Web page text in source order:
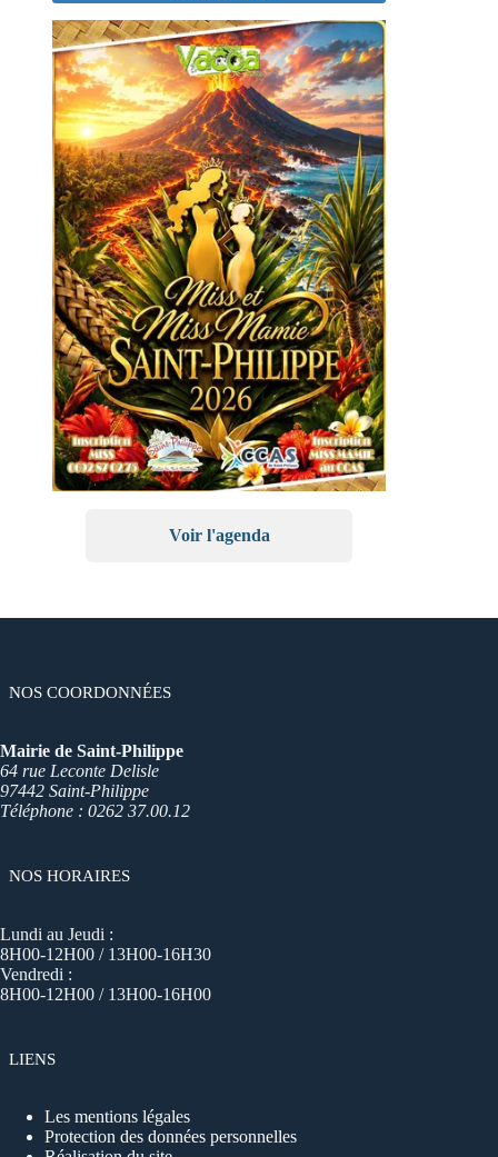
Voir l'agenda
NOS COORDONNÉES
Mairie de Saint-Philippe
64 rue Leconte Delisle
97442 Saint-Philippe
Téléphone : 0262 37.00.12
NOS HORAIRES
Lundi au Jeudi :
8H00-12H00 / 13H00-16H30
Vendredi :
8H00-12H00 / 13H00-16H00
LIENS
Les mentions légales
Protection des données personnelles